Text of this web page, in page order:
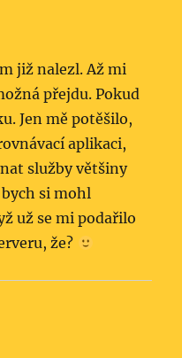
již nalezl. Až mi
přejdu. Pokud
Jen mě potěšilo,
aplikaci,
služby většiny
si mohl
už se mi podařilo
že?